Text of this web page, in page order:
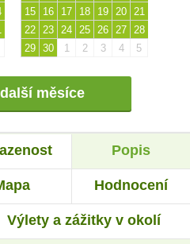
15
16 17 18 19 20
21
22
23 24 25 26 27
28
29 30 1 2 3 4 5
měsíce
Popis
Hodnocení
Výlety a zážitky v okolí